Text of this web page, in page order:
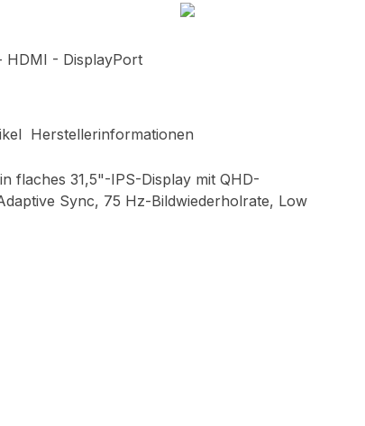
HDMI - DisplayPort
Herstellerinformationen
flaches 31,5"-IPS-Display mit QHD-
Sync, 75 Hz-Bildwiederholrate, Low